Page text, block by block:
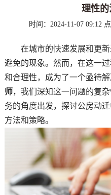
理性
时间：2024-11-07 09:12
在城市的快速发展和更新
避免的现象。然而，在这一
和合理性，成为了一个亟待
师，我们深知这一问题的复
务的角度出发，探讨公房动
方法和策略。